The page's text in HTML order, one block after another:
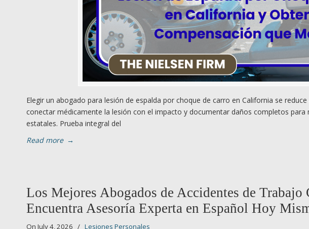
Elegir un abogado para lesión de espalda por choque de carro en California se
conectar médicamente la lesión con el impacto y documentar daños completos
estatales. Prueba integral del
Read more →
Los Mejores Abogados de Accidentes de
Encuentra Asesoría Experta en Español Hoy
On July 4, 2026 / Lesiones Personales